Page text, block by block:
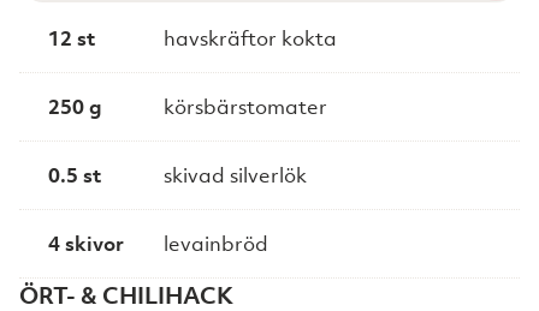
12 st havskräftor kokta
250 g körsbärstomater
0.5 st skivad silverlök
4 skivor levainbröd
ÖRT- & CHILIHACK